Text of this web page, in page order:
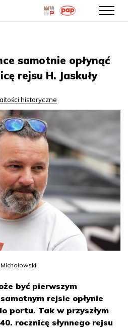
treści
samotnie opłynąć
rejsu H. Jaskuły
historyczne
być pierwszym
rejsie opłynie
portu. Tak w przyszłym
rocznicę słynnego rejsu